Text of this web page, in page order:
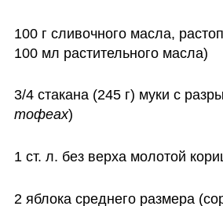
100 г сливочного масла,
100 мл растительного масла)
3/4 стакана (245 г) муки с
тофеах)
1 ст. л. без верха молотой
2 яблока среднего размера